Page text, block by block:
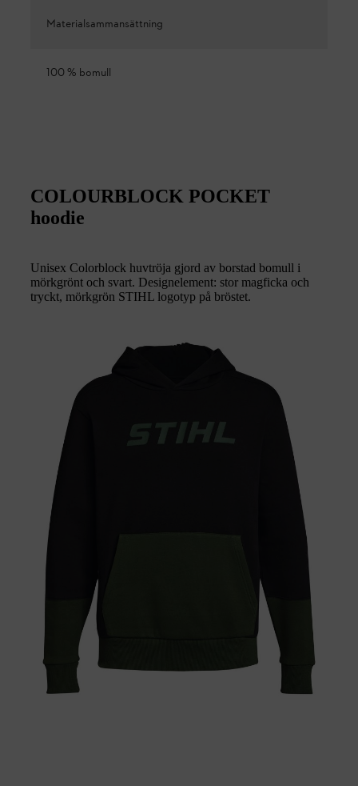
Materialsammansättning
100 % bomull
COLOURBLOCK POCKET
hoodie
Unisex Colorblock huvtröja gjord av borstad bomull i
mörkgrönt och svart. Designelement: stor magficka och
tryckt, mörkgrön STIHL logotyp på bröstet.